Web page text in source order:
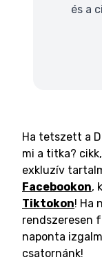
és a
Ha tetszett a
mi a titka?
exkluzív
Facebookon,
Tiktokon! Ha
rendszeresen
naponta
csatornánk!